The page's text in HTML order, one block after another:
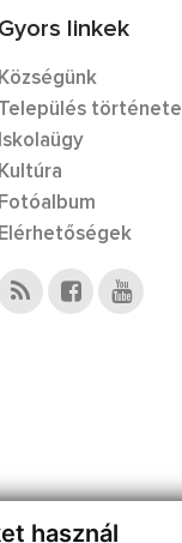
használ
Gyors linkek
Községünk
Település története
Iskolaügy
Kultúra
Fotóalbum
Elérhetőségek